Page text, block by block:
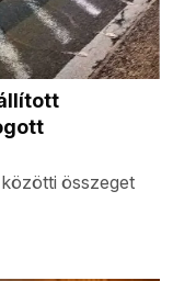
összeget